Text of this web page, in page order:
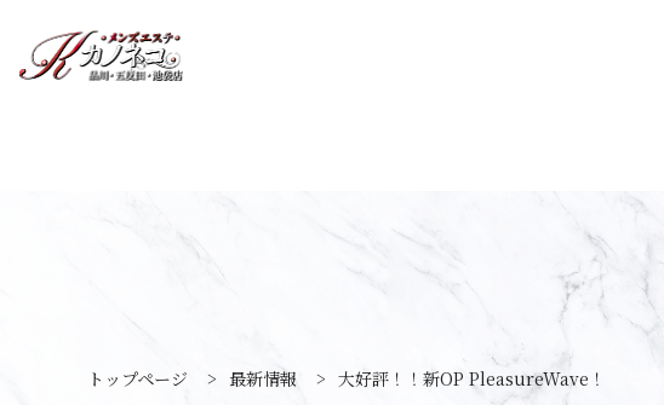
トップページ > 最新情報 > 大好評！！新OP PleasureWave！